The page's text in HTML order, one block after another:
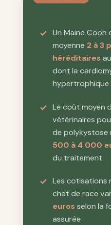
Un Maine Coon
moyenne 2 à 3
héréditaires
dont la
hypertrophique
Le coût moyen
vétérinaires
de polykystose
500 à 4 000
du traitement
Les cotisations
chat de race
euros selon la
assurée